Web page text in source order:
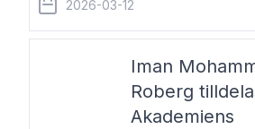
journalist med mångårigt för
2026-03-12
Iman
Roberg
Akademiens